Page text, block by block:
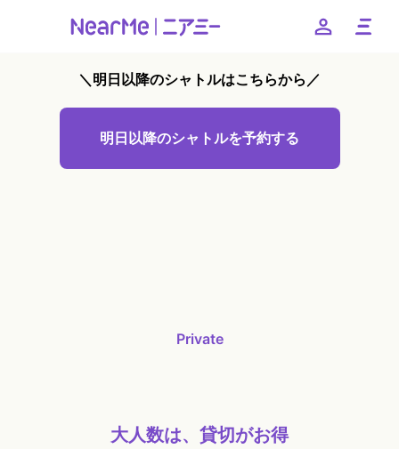
お得なキャンペーンやクーポンなど、ニアミーのお得な情報
＼明日以降のシャトルはこちらから／
明日以降のシャトルを予約する
Private
大人数は、貸切がお得